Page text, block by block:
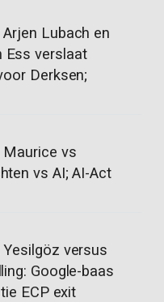
Lubach en
Ess verslaat
Derksen;
vs
vs AI; AI-Act
versus
Google-baas
ECP exit